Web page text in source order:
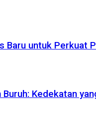
Baru untuk Perkuat
Kedekatan